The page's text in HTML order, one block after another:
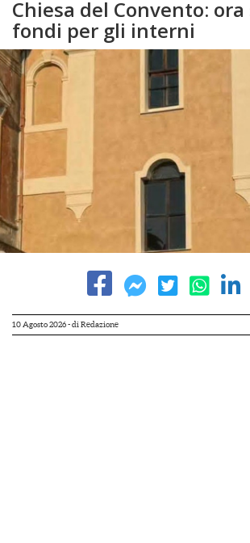
Chiesa del Convento:
fondi per gli interni
10 Agosto 2026- di Redazione